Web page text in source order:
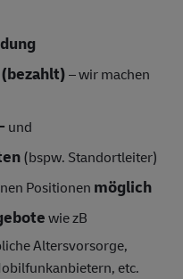
– wir machen
und
(bspw. Standortleiter)
Positionen möglich
wie zB
Altersvorsorge,
etc.